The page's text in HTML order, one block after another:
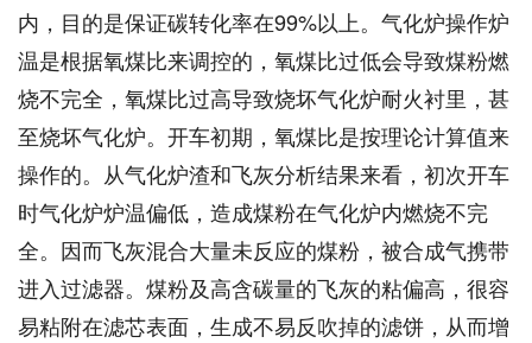
内，目的是保证碳转化率在99%以上。气化炉操作炉
温是根据氧煤比来调控的，氧煤比过低会导致煤粉燃
烧不完全，氧煤比过高导致烧坏气化炉耐火衬里，甚
至烧坏气化炉。开车初期，氧煤比是按理论计算值来
操作的。从气化炉渣和飞灰分析结果来看，初次开车
时气化炉炉温偏低，造成煤粉在气化炉内燃烧不完
全。因而飞灰混合大量未反应的煤粉，被合成气携带
进入过滤器。煤粉及高含碳量的飞灰的粘偏高，很容
易粘附在滤芯表面，生成不易反吹掉的滤饼，从而增